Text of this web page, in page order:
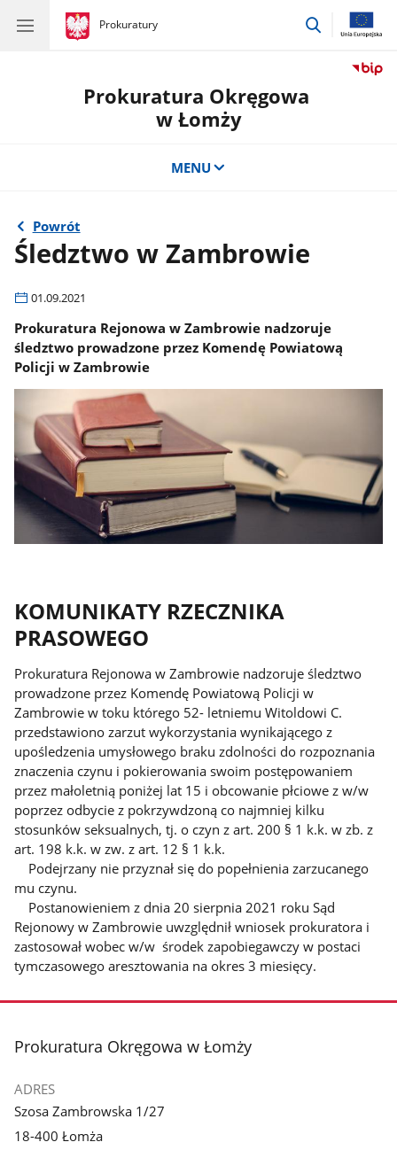
gov.pl
Prokuratury
gov.pl
Prokuratury
przejdź
Prokuratura Okręgowa
w Łomży
MENU
Powrót
Śledztwo w Zambrowie
01.09.2021
Prokuratura Rejonowa w Zambrowie nadzoruje
śledztwo prowadzone przez Komendę Powiatową
Policji w Zambrowie
KOMUNIKATY RZECZNIKA
PRASOWEGO
Prokuratura Rejonowa w Zambrowie nadzoruje śledztwo
prowadzone przez Komendę Powiatową Policji w
Zambrowie w toku którego 52- letniemu Witoldowi C.
przedstawiono zarzut wykorzystania wynikającego z
upośledzenia umysłowego braku zdolności do rozpoznania
znaczenia czynu i pokierowania swoim postępowaniem
przez małoletnią poniżej lat 15 i obcowanie płciowe z w/w
poprzez odbycie z pokrzywdzoną co najmniej kilku
stosunków seksualnych, tj. o czyn z art. 200 § 1 k.k. w zb. z
art. 198 k.k. w zw. z art. 12 § 1 k.k.
Podejrzany nie przyznał się do popełnienia zarzucanego
mu czynu.
Postanowieniem z dnia 20 sierpnia 2021 roku Sąd
Rejonowy w Zambrowie uwzględnił wniosek prokuratora i
zastosował wobec w/w środek zapobiegawczy w postaci
tymczasowego aresztowania na okres 3 miesięcy.
stopka
Prokuratura Okręgowa w Łomży
ADRES
Szosa Zambrowska 1/27
18-400 Łomża